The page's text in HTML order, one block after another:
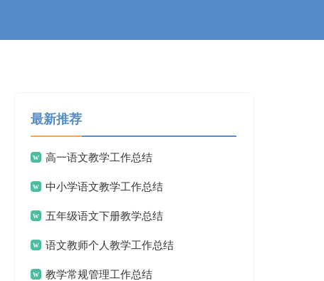
最新推荐
高一语文教学工作总结
中小学语文教学工作总结
五年级语文下册教学总结
语文教师个人教学工作总结
教学常规管理工作总结